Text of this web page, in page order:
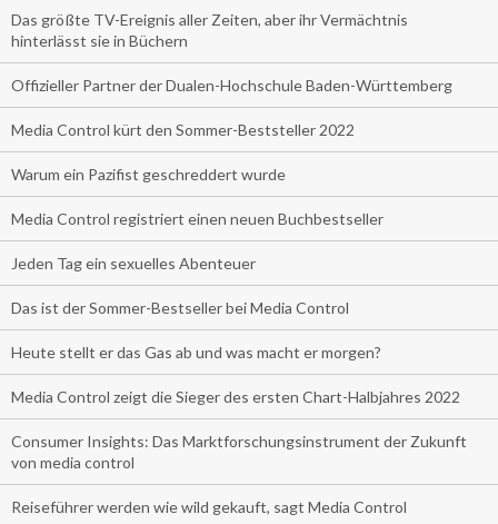
Das größte TV-Ereignis aller Zeiten, aber ihr Vermächtnis
hinterlässt sie in Büchern
Offizieller Partner der Dualen-Hochschule Baden-Württemberg
Media Control kürt den Sommer-Beststeller 2022
Warum ein Pazifist geschreddert wurde
Media Control registriert einen neuen Buchbestseller
Jeden Tag ein sexuelles Abenteuer
Das ist der Sommer-Bestseller bei Media Control
Heute stellt er das Gas ab und was macht er morgen?
Media Control zeigt die Sieger des ersten Chart-Halbjahres 2022
Consumer Insights: Das Marktforschungsinstrument der Zukunft
von media control
Reiseführer werden wie wild gekauft, sagt Media Control